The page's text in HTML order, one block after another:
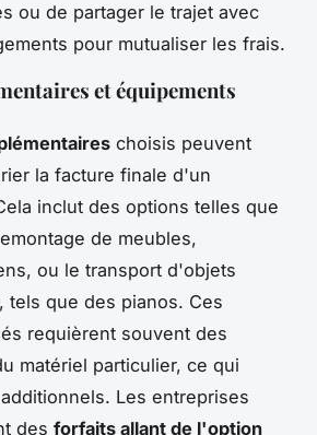
ou de partager le trajet avec
pour mutualiser les frais.
et équipements
choisis peuvent
la facture finale d'un
inclut des options telles que
de meubles,
ou le transport d'objets
tels que des pianos. Ces
requièrent souvent des
matériel particulier, ce qui
Les entreprises
des forfaits allant de l'option